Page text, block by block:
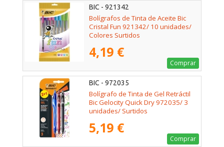
BIC - 921342
Bolígrafos de Tinta de Aceite Bic
Cristal Fun 921342/ 10 unidades/
Colores Surtidos
4,19 €
Comprar
BIC - 972035
Bolígrafo de Tinta de Gel Retráctil
Bic Gelocity Quick Dry 972035/ 3
unidades/ Surtidos
5,19 €
Comprar